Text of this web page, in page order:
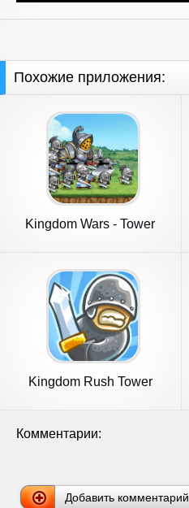
Похожие приложения:
Kingdom Wars - Tower
Kingdom Rush Tower
Комментарии:
Добавить комментарий